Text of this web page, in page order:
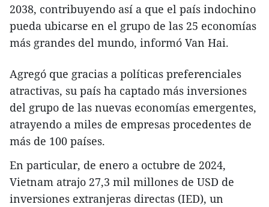
2038, contribuyendo así a que el país indochino
pueda ubicarse en el grupo de las 25 economías
más grandes del mundo, informó Van Hai.
Agregó que gracias a políticas preferenciales
atractivas, su país ha captado más inversiones
del grupo de las nuevas economías emergentes,
atrayendo a miles de empresas procedentes de
más de 100 países.
En particular, de enero a octubre de 2024,
Vietnam atrajo 27,3 mil millones de USD de
inversiones extranjeras directas (IED), un